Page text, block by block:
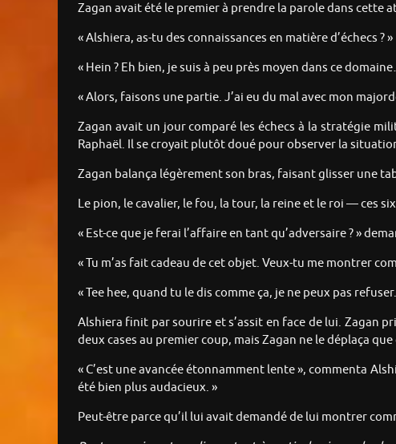
Zagan avait été le premier à prendre la parole dans cette
« Alshiera, as-tu des connaissances en matière d’échecs ? »
« Hein ? Eh bien, je suis à peu près moyen dans ce
« Alors, faisons une partie. J’ai eu du mal avec mon
Zagan avait un jour comparé les échecs à la stratégie
Raphaël. Il se croyait plutôt doué pour observer la
Zagan balança légèrement son bras, faisant glisser une
Le pion, le cavalier, le fou, la tour, la reine et le roi — ces
« Est-ce que je ferai l’affaire en tant qu’adversaire ? »
« Tu m’as fait cadeau de cet objet. Veux-tu me montrer
« Tee hee, quand tu le dis comme ça, je ne peux pas
Alshiera finit par sourire et s’assit en face de lui. Zagan
deux cases au premier coup, mais Zagan ne le déplaça que
« C’est une avancée étonnamment lente », commenta
été bien plus audacieux. »
Peut-être parce qu’il lui avait demandé de lui montrer